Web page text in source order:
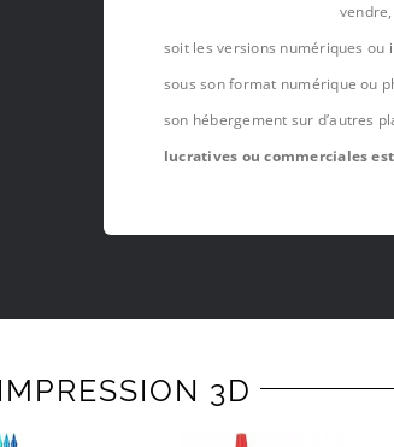
soit les versions numériques ou
sous son format numérique ou
son hébergement sur d’autres
lucratives ou commerciales
3D